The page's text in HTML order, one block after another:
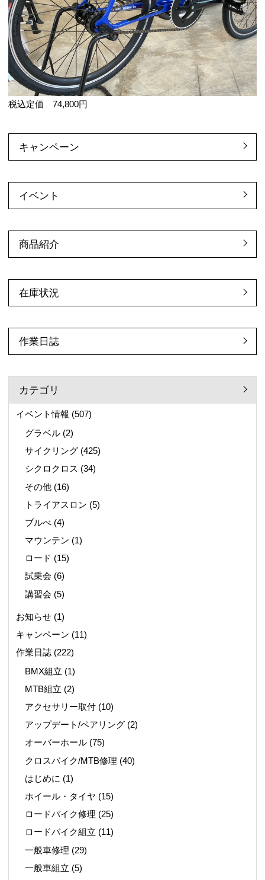
税込定価 74,800円
キャンペーン
イベント
商品紹介
在庫状況
作業日誌
カテゴリ
イベント情報 (507)
グラベル (2)
サイクリング (425)
シクロクロス (34)
その他 (16)
トライアスロン (5)
ブルべ (4)
マウンテン (1)
ロード (15)
試乗会 (6)
講習会 (5)
お知らせ(1)
キャンペーン (11)
作業日誌(222)
BMX組立 (1)
MTB組立 (2)
アクセサリー取付 (10)
アップデート/ペアリング (2)
オーバーホール (75)
クロスバイク/MTB修理 (40)
はじめに (1)
ホイール・タイヤ (15)
ロードバイク修理 (25)
ロードバイク組立 (11)
一般車修理 (29)
一般車組立 (5)